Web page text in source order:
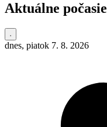
Aktuálne počasie
dnes, piatok 7. 8. 2026